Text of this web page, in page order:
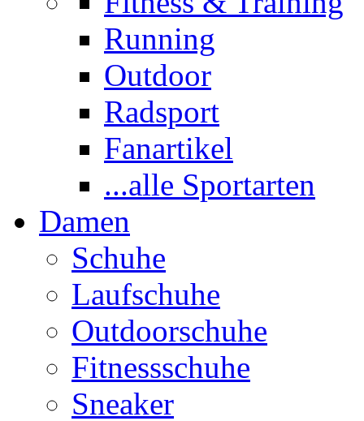
Running
Outdoor
Radsport
Fanartikel
...alle Sportarten
Damen
Schuhe
Laufschuhe
Outdoorschuhe
Fitnessschuhe
Sneaker